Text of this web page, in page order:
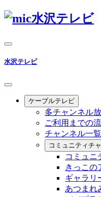
水沢テレビ
ケーブルテレビ
多チャンネル
ご利用までの
チャンネル一覧
コミュニティチ
コミュニ
きっこの
ギャラリ
あつまれ